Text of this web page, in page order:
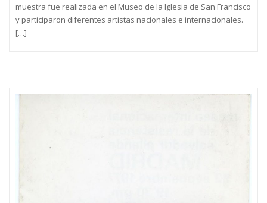
muestra fue realizada en el Museo de la Iglesia de San Francisco
y participaron diferentes artistas nacionales e internacionales.
[…]